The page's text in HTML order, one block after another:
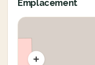
Emplacement